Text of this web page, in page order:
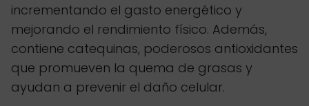
incrementando el gasto energético y
mejorando el rendimiento físico. Además,
contiene catequinas, poderosos antioxidantes
que promueven la quema de grasas y
ayudan a prevenir el daño celular.